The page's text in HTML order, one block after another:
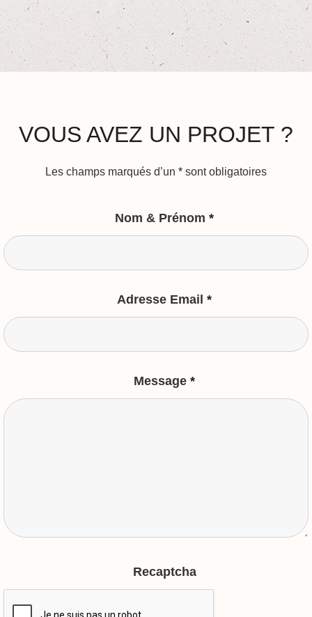
VOUS AVEZ UN PROJET ?
Les champs marqués d’un * sont obligatoires
Nom & Prénom *
Adresse Email *
Message *
Recaptcha